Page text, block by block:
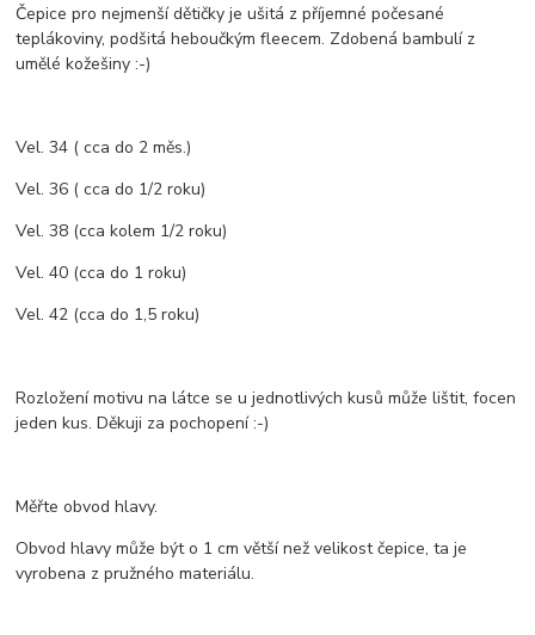
Čepice pro nejmenší dětičky je ušitá z příjemné počesané
teplákoviny, podšitá heboučkým fleecem. Zdobená bambulí z
umělé kožešiny :-)
Vel. 34 ( cca do 2 měs.)
Vel. 36 ( cca do 1/2 roku)
Vel. 38 (cca kolem 1/2 roku)
Vel. 40 (cca do 1 roku)
Vel. 42 (cca do 1,5 roku)
Rozložení motivu na látce se u jednotlivých kusů může lištit, focen
jeden kus. Děkuji za pochopení :-)
Měřte obvod hlavy.
Obvod hlavy může být o 1 cm větší než velikost čepice, ta je
vyrobena z pružného materiálu.